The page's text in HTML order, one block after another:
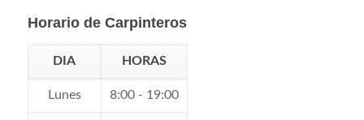
Horario de Carpinteros
DIA HORAS
Lunes 8:00 - 19:00